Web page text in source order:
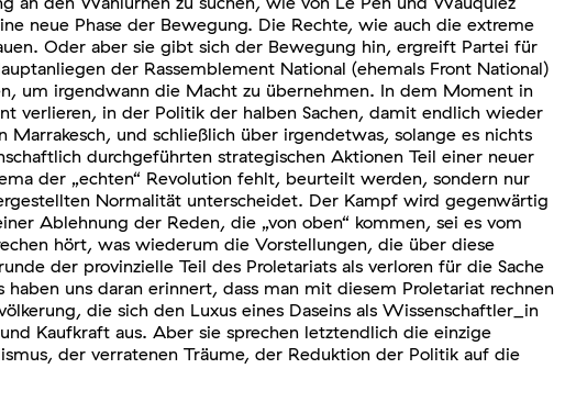
neue Phase der Bewegung. Die Rechte, wie auch die extreme
Oder aber sie gibt sich der Bewegung hin, ergreift Partei für
der Rassemblement National (ehemals Front National)
um irgendwann die Macht zu übernehmen. In dem Moment in
verlieren, in der Politik der halben Sachen, damit endlich wieder
und schließlich über irgendetwas, solange es nichts
durchgeführten strategischen Aktionen Teil einer neuer
der „echten“ Revolution fehlt, beurteilt werden, sondern nur
Normalität unterscheidet. Der Kampf wird gegenwärtig
Ablehnung der Reden, die „von oben“ kommen, sei es vom
hört, was wiederum die Vorstellungen, die über diese
der provinzielle Teil des Proletariats als verloren für die Sache
uns daran erinnert, dass man mit diesem Proletariat rechnen
die sich den Luxus eines Daseins als Wissenschaftler_in
Kaufkraft aus. Aber sie sprechen letztendlich die einzige
der verratenen Träume, der Reduktion der Politik auf die